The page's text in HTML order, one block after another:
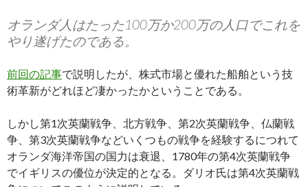
オランダ人はたった100万か200万の人口でこれを
やり遂げたのである。
前回の記事で説明したが、株式市場と優れた船舶という技
術革新がどれほど凄かったかということである。
しかし第1次英蘭戦争、北方戦争、第2次英蘭戦争、仏蘭戦
争、第3次英蘭戦争などいくつもの戦争を経験するにつれて
オランダ海洋帝国の国力は衰退、1780年の第4次英蘭戦争
でイギリスの優位が決定的となる。ダリオ氏は第4次英蘭戦